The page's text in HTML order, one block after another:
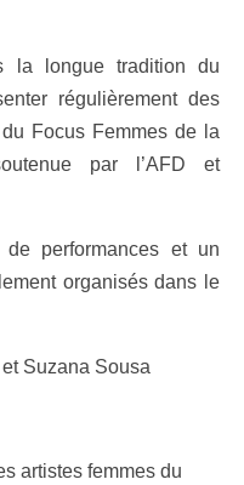
la longue tradition du
régulièrement des
Focus Femmes de la
par l’AFD et
performances et un
organisés dans le
Suzana Sousa
artistes femmes du